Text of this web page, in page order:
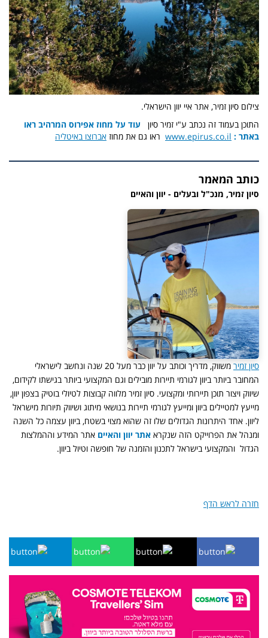
צילום סיון זמיר, אתר איי יוון הישראלי.
התוכן בעמוד זה נכתב ע"י זמיר סיון
עוד על מחוז אפירוס המרהיב ראו
באתר : www.epirus.co.il ראו גם את מחוז אברוצו באיטליה
כותב המאמר
סיון זמיר, מנכ"ל ובעלים - יוון והאיים
סיון זמיר
משווק, מדריך וכותב על יוון כבר מעל 20 שנה ונחשב לישראלי
המחובר ביותר ביוון לגורמי תיירות מובילים וגם המקצועי ביותר בגישתו לקידום,
שיווק ויצור תוכן תיירותי ומקצועי. סיון זמיר מלווה קבוצות לטיולי בוטיק בצפון יוון,
מייעץ למטיילים ביוון ומייעץ לגורמי תיירות בנושאי מיתוג ושיווק תיורות מישראל
ליוון. אחד היתרונות הגדולים שלו זה שהוא מצוי בשטח, ביוון עצמה כל השנה
ומנהל את הפרוייקט הזה שנקרא אתר יוון והאיים אתר המידע וההמלצות
הגדול והמקצועי בישראל לתכנון והזמנה של חופשה וטיול ביוון.
חזרה לראש הדף